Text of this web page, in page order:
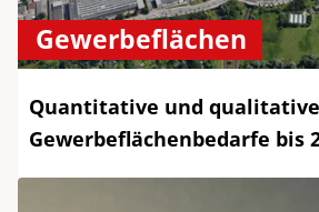
Gewerbeflächen
Quantitative und qualitative
Gewerbeflächenbedarfe bis